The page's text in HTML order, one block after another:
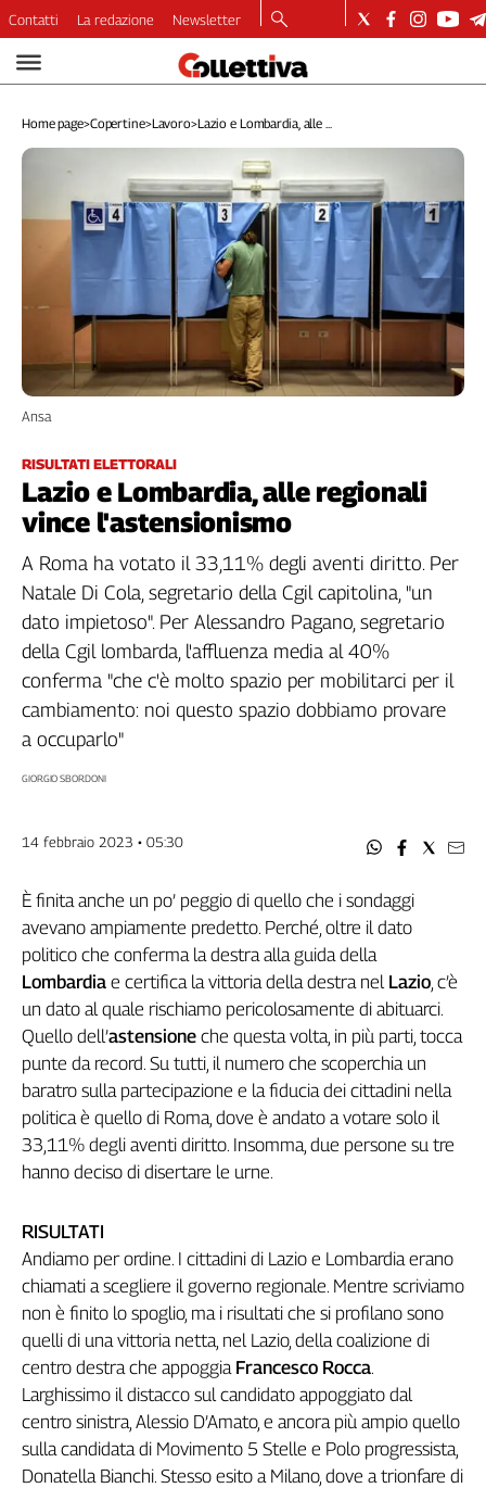
Video
Dirette
Longform
Economia
Diritti
Internazionale
Culture
Categorie
Filcams
Filctem
Fillea
Filt
Fiom
Fisac
Slc
Inca
Speciali
G8
di
il
sangue
della
ragione
120
anni
Cgil
Collettiva
Play
Rubriche
Collettiva
Talk
La
settimana
Contatti La redazione Newsletter
Home page>Copertine>Lavoro>Lazio e Lombardia, alle ...
RISULTATI ELETTORALI
Lazio e Lombardia, alle regionali
vince l'astensionismo
Ansa
A Roma ha votato il 33,11% degli aventi diritto. Per
Natale Di Cola, segretario della Cgil capitolina, "un
dato impietoso". Per Alessandro Pagano, segretario
della Cgil lombarda, l'affluenza media al 40%
conferma "che c'è molto spazio per mobilitarci per il
cambiamento: noi questo spazio dobbiamo provare
a occuparlo"
GIORGIO SBORDONI
14 febbraio 2023 • 05:30
È finita anche un po’ peggio di quello che i sondaggi
avevano ampiamente predetto. Perché, oltre il dato
politico che conferma la destra alla guida della
Lombardia e certifica la vittoria della destra nel Lazio, c’è
un dato al quale rischiamo pericolosamente di abituarci.
Quello dell’astensione che questa volta, in più parti, tocca
punte da record. Su tutti, il numero che scoperchia un
baratro sulla partecipazione e la fiducia dei cittadini nella
politica è quello di Roma, dove è andato a votare solo il
33,11% degli aventi diritto. Insomma, due persone su tre
hanno deciso di disertare le urne.
RISULTATI
Andiamo per ordine. I cittadini di Lazio e Lombardia erano
chiamati a scegliere il governo regionale. Mentre scriviamo
non è finito lo spoglio, ma i risultati che si profilano sono
quelli di una vittoria netta, nel Lazio, della coalizione di
centro destra che appoggiaFrancesco Rocca.
Larghissimo il distacco sul candidato appoggiato dal
centro sinistra, Alessio D’Amato, e ancora più ampio quello
sulla candidata di Movimento 5 Stelle e Polo progressista,
Donatella Bianchi. Stesso esito a Milano, dove a trionfare di